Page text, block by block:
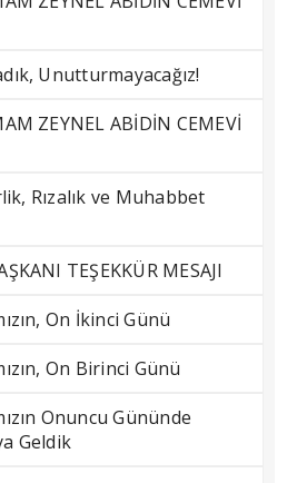
Unutturmayacağız!
ZEYNEL ABİDİN CEMEVİ
Rızalık ve Muhabbet
TEŞEKKÜR MESAJI
On İkinci Günü
On Birinci Günü
Onuncu Gününde
Geldik